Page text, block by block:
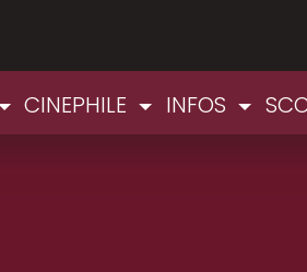
CINEPHILE INFOS